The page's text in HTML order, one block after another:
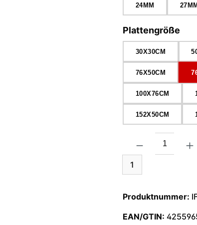
24MM 27MM
Plattengröße
30X30CM
76X50CM
100X76CM
152X50CM
1
Produktnummer:
EAN/GTIN: